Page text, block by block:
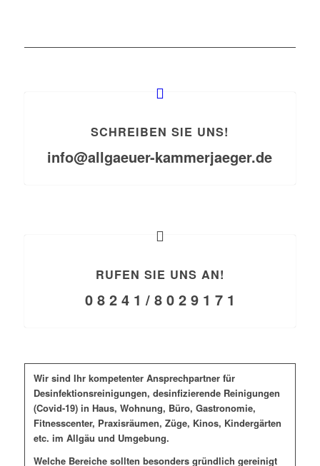
SCHREIBEN SIE UNS!
info@allgaeuer-kammerjaeger.de
RUFEN SIE UNS AN!
0 8 2 4 1 / 8 0 2 9 1 7 1
Wir sind Ihr kompetenter Ansprechpartner für
Desinfektionsreinigungen, desinfizierende Reinigungen
(Covid-19) in Haus, Wohnung, Büro, Gastronomie,
Fitnesscenter, Praxisräumen, Züge, Kinos, Kindergärten
etc. im Allgäu und Umgebung.
Welche Bereiche sollten besonders gründlich gereinigt